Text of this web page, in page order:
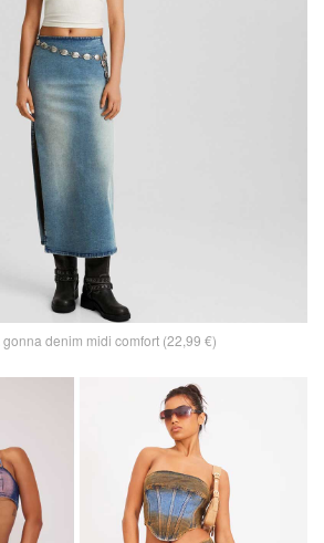
gonna denim midi comfort (22,99 €)